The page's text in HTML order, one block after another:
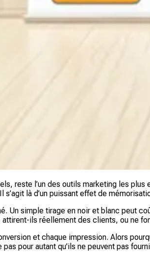
reste l’un des outils marketing les
là d’un puissant effet de
Un simple tirage en noir et blanc peut
ils réellement des clients, ou ne
et chaque impression. Alors
pour autant qu’ils ne peuvent pas